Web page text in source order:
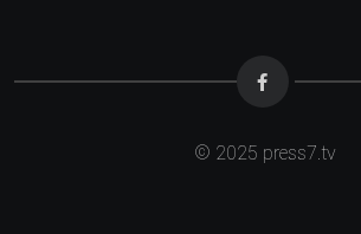
© 2025 press7.tv